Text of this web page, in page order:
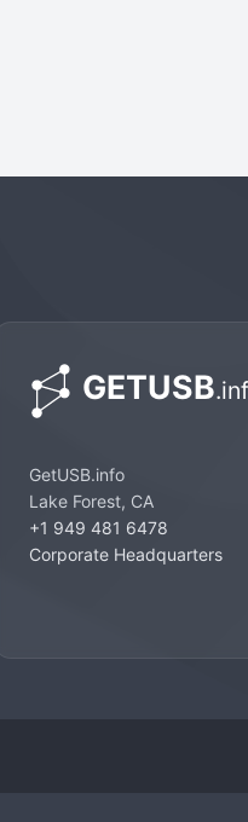
GetUSB.info
Lake Forest, CA
+1 949 481 6478
Corporate Headquarters